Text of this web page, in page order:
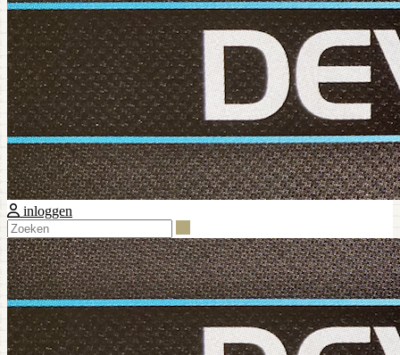
inloggen